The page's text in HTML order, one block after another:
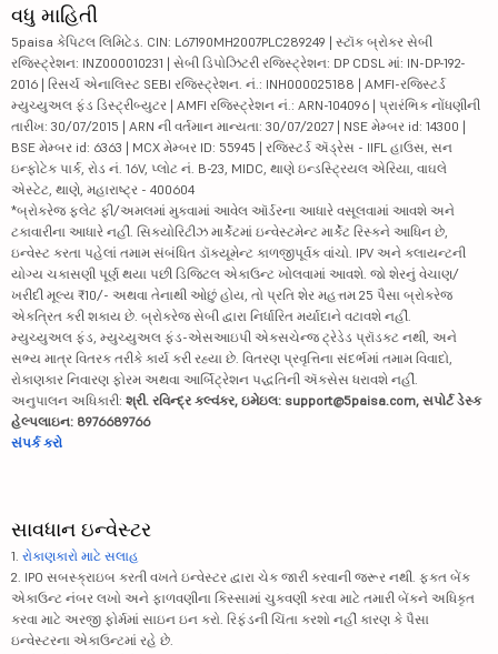
વધુ માહિતી
5paisa કેપિટલ લિમિટેડ. CIN: L67190MH2007PLC289249 | સ્ટૉક બ્રોકર સેબી
રજિસ્ટ્રેશન: INZ000010231 | સેબી ડિપોઝિટરી રજિસ્ટ્રેશન: DP CDSL માં: IN-DP-192-
2016 | રિસર્ચ એનાલિસ્ટ SEBI રજિસ્ટ્રેશન. નં.: INH000025188 | AMFI-રજિસ્ટર્ડ
મ્યુચ્યુઅલ ફંડ ડિસ્ટ્રીબ્યુટર | AMFI રજિસ્ટ્રેશન નં.: ARN-104096 | પ્રારંભિક નોંધણીની
તારીખ: 30/07/2015 | ARN ની વર્તમાન માન્યતા: 30/07/2027 | NSE મેમ્બર id: 14300 |
BSE મેમ્બર id: 6363 | MCX મેમ્બર ID: 55945 | રજિસ્ટર્ડ ઍડ્રેસ - IIFL હાઉસ, સન
ઇન્ફોટેક પાર્ક, રોડ નં. 16V, પ્લોટ નં. B-23, MIDC, થાણે ઇન્ડસ્ટ્રિયલ એરિયા, વાઘલે
એસ્ટેટ, થાણે, મહારાષ્ટ્ર - 400604
*બ્રોકરેજ ફ્લેટ ફી/અમલમાં મુકવામાં આવેલ ઑર્ડરના આધારે વસૂલવામાં આવશે અને
ટકાવારીના આધારે નહીં. સિક્યોરિટીઝ માર્કેટમાં ઇન્વેસ્ટમેન્ટ માર્કેટ રિસ્કને આધિન છે,
ઇન્વેસ્ટ કરતા પહેલાં તમામ સંબંધિત ડૉક્યૂમેન્ટ કાળજીપૂર્વક વાંચો. IPV અને ક્લાયન્ટની
યોગ્ય ચકાસણી પૂર્ણ થયા પછી ડિજિટલ એકાઉન્ટ ખોલવામાં આવશે. જો શેરનું વેચાણ/
ખરીદી મૂલ્ય ₹10/- અથવા તેનાથી ઓછું હોય, તો પ્રતિ શેર મહત્તમ 25 પૈસા બ્રોકરેજ
એકત્રિત કરી શકાય છે. બ્રોકરેજ સેબી દ્વારા નિર્ધારિત મર્યાદાને વટાવશે નહીં.
મ્યુચ્યુઅલ ફંડ, મ્યુચ્યુઅલ ફંડ-એસઆઇપી એક્સચેન્જ ટ્રેડેડ પ્રૉડક્ટ નથી, અને
સભ્ય માત્ર વિતરક તરીકે કાર્ય કરી રહ્યા છે. વિતરણ પ્રવૃત્તિના સંદર્ભમાં તમામ વિવાદો,
રોકાણકાર નિવારણ ફોરમ અથવા આર્બિટ્રેશન પદ્ધતિની ઍક્સેસ ધરાવશે નહીં.
અનુપાલન અધિકારી: શ્રી. રવિન્દ્ર કલ્વંકર, ઇમેઇલ: support@5paisa.com, સપોર્ટ ડેસ્ક
હેલ્પલાઇન: 8976689766
સંપર્ક કરો
સાવધાન ઇન્વેસ્ટર
1. રોકાણકારો માટે સલાહ
2. IPO સબસ્ક્રાઇબ કરતી વખતે ઇન્વેસ્ટર દ્વારા ચેક જારી કરવાની જરૂર નથી. ફક્ત બેંક
એકાઉન્ટ નંબર લખો અને ફાળવણીના કિસ્સામાં ચુકવણી કરવા માટે તમારી બેંકને અધિકૃત
કરવા માટે અરજી ફોર્મમાં સાઇન ઇન કરો. રિફંડની ચિંતા કરશો નહીં કારણ કે પૈસા
ઇન્વેસ્ટરના એકાઉન્ટમાં રહે છે.